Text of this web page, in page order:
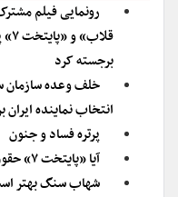
رونمایی فیلم
برجسته کرد
خلف وعده سازمان
انتخاب نماینده
پرتره فساد و جنون
آیا «پایتخت ۷» حقوق حیوانات را زیرپا گذاشته بود؟
شهاب سنگ بهتر